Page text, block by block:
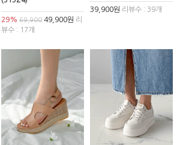
29% 69,90049,900원 리
뷰수 : 17개
39,900원 리뷰수 : 39개